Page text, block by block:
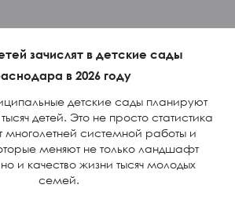
зачислят в детские сады
в 2026 году
детские сады планируют
детей. Это не просто статистика
многолетней системной работы и
меняют не только ландшафт
и качество жизни тысяч молодых
семей.